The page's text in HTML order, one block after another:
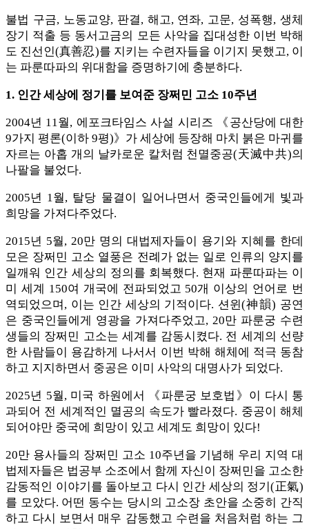
불법 구금, 노동교양, 판결, 해고, 연좌, 고문, 성폭행, 생체
장기 적출 등 동서고금의 모든 사악을 집대성한 이번 박해
도 진선인(真善忍)를 지키는 수련자들을 이기지 못했고, 이
는 파룬따파의 위대함을 증명하기에 충분하다.
1. 인간 세상에 정기를 보여준 장쩌민 고소 10주년
2004년 11월, 에포크타임스 사설 시리즈 《공산당에 대한
9가지 평론(이하 9평)》가 세상에 등장해 마치 붉은 마귀를
자르는 아홉 개의 날카로운 칼처럼 천멸중공(天滅中共)의
나팔을 불었다.
2005년 1월, 탈당 물결이 일어나면서 중국인들에게 빛과
희망을 가져다주었다.
2015년 5월, 20만 명의 대법제자들이 용기와 지혜를 한데
모은 장쩌민 고소 열풍은 전례가 없는 일로 인류의 양지를
일깨워 인간 세상의 정의를 회복했다. 현재 파룬따파는 이
미 세계 150여 개국에 전파되었고 50개 이상의 언어로 번
역되었으며, 이는 인간 세상의 기적이다. 션윈(神韻) 공연
은 중국인들에게 영광을 가져다주었고, 20만 파룬궁 수련
생들의 장쩌민 고소는 세계를 감동시켰다. 전 세계의 선량
한 사람들이 용감하게 나서서 이번 박해 해체에 적극 동참
하고 지지하면서 중공은 이미 사악의 대명사가 되었다.
2025년 5월, 미국 하원에서 《파룬궁 보호법》이 다시 통
과되어 전 세계적인 멸공의 속도가 빨라졌다. 중공이 해체
되어야만 중국에 희망이 있고 세계도 희망이 있다!
20만 용사들의 장쩌민 고소 10주년을 기념해 우리 지역 대
법제자들은 법공부 소조에서 함께 자신이 장쩌민을 고소한
감동적인 이야기를 돌아보고 다시 인간 세상의 정기(正氣)
를 모았다. 어떤 동수는 당시의 고소장 초안을 소중히 간직
하고 다시 보면서 매우 감동했고 수련을 처음처럼 하는 그